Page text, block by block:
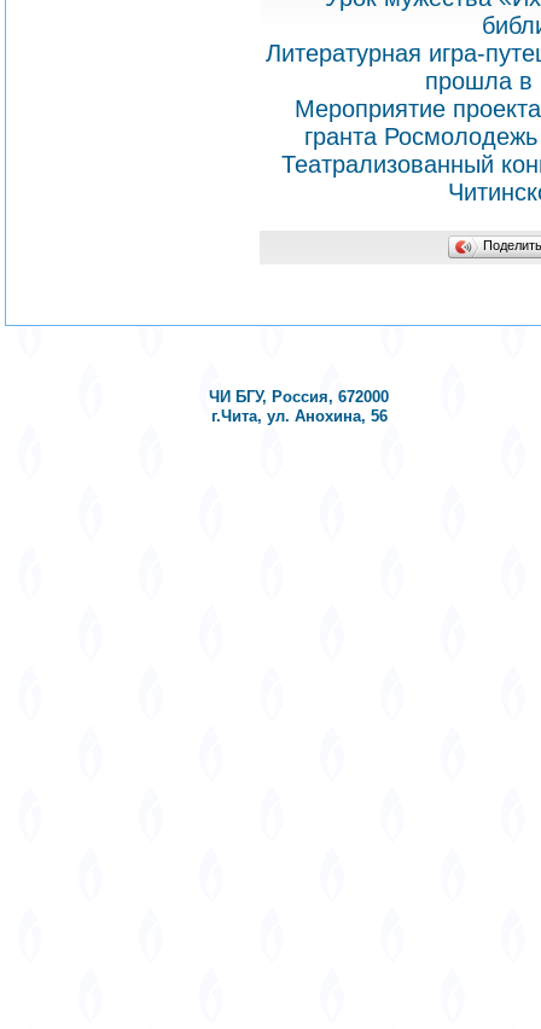
Литературная игра-
прошла в
Мероприятие
гранта
Театрализованный
ЧИ БГУ, Россия, 672000
г.Чита, ул. Анохина, 56